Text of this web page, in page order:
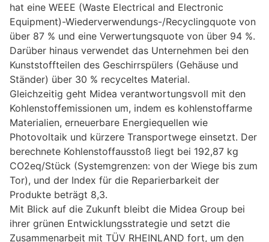
hat eine WEEE (Waste Electrical and Electronic
Equipment)-Wiederverwendungs-/Recyclingquote von
über 87 % und eine Verwertungsquote von über 94 %.
Darüber hinaus verwendet das Unternehmen bei den
Kunststoffteilen des Geschirrspülers (Gehäuse und
Ständer) über 30 % recyceltes Material.
Gleichzeitig geht Midea verantwortungsvoll mit den
Kohlenstoffemissionen um, indem es kohlenstoffarme
Materialien, erneuerbare Energiequellen wie
Photovoltaik und kürzere Transportwege einsetzt. Der
berechnete Kohlenstoffausstoß liegt bei 192,87 kg
CO2eq/Stück (Systemgrenzen: von der Wiege bis zum
Tor), und der Index für die Reparierbarkeit der
Produkte beträgt 8,3.
Mit Blick auf die Zukunft bleibt die Midea Group bei
ihrer grünen Entwicklungsstrategie und setzt die
Zusammenarbeit mit TÜV RHEINLAND fort, um den